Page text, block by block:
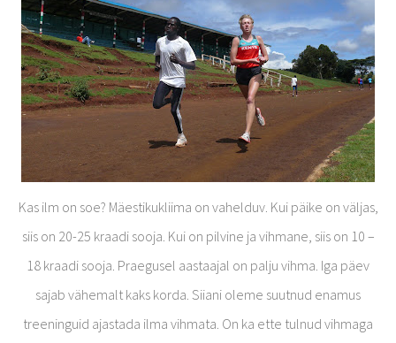
Kas ilm on soe? Mäestikukliima on vahelduv. Kui päike on väljas,
siis on 20-25 kraadi sooja. Kui on pilvine ja vihmane, siis on 10 –
18 kraadi sooja. Praegusel aastaajal on palju vihma. Iga päev
sajab vähemalt kaks korda. Siiani oleme suutnud enamus
treeninguid ajastada ilma vihmata. On ka ette tulnud vihmaga